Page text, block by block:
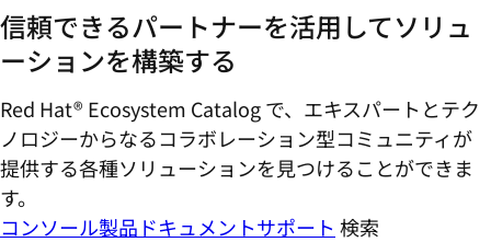
信頼できるパートナーを活用してソリュ
ーションを構築する
Red Hat® Ecosystem Catalog で、エキスパートとテク
ノロジーからなるコラボレーション型コミ​ュニティが
提供する各種ソリューションを見つけることができま
す。
コンソール製品ドキュメントサポート 検索